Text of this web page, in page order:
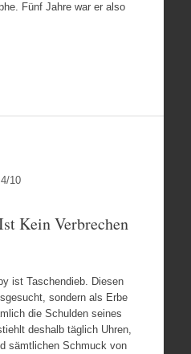
Fünf Jahre war er also
4/10
Kein Verbrechen
ist Taschendieb. Diesen
sondern als Erbe
die Schulden seines
deshalb täglich Uhren,
sämtlichen Schmuck von